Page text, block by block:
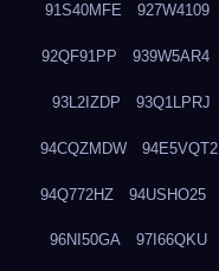
91S40MFE 927W4109
92QF91PP 939W5AR4
93L2IZDP 93Q1LPRJ
94CQZMDW 94E5VQT2
94Q772HZ 94USHO25
96NI50GA 97I66QKU